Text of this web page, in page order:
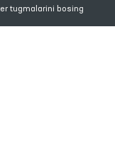
tugmalarini bosing